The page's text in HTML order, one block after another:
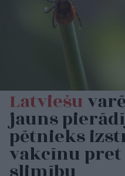
Latviešu
jauns
pētnieks
vakcīnu pret